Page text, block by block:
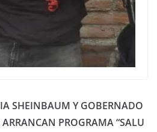
SHEINBAUM Y GOBERNADO
PROGRAMA “SALU